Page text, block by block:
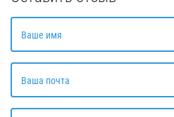
Ваше имя
Ваша почта